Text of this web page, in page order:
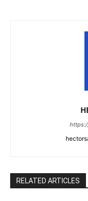
RELATED ARTICLES